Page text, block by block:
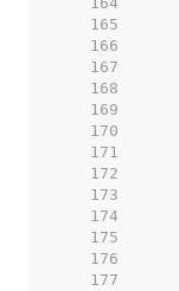
   165
   166
   167
   168
   169
   170
   171
   172
   173
   174
   175
   176
   177